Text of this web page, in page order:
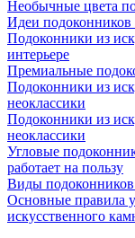
Необычные цвета
Идеи подоконников
Подоконники из
интерьере
Премиальные
Подоконники из
неоклассики
Подоконники из
неоклассики
Угловые
работает на пользу
Виды подоконников
Основные правила
искусственного